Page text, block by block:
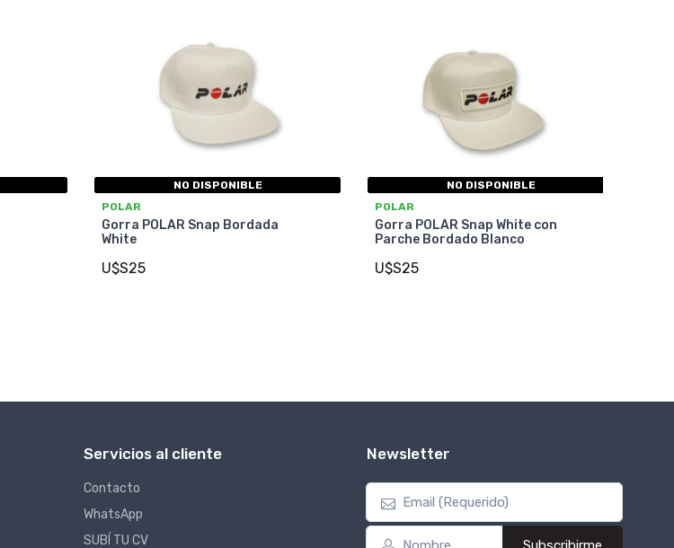
NO DISPONIBLE
POLAR
Gorra POLAR Snap Bordada
White
U$S25
NO DISPONIBLE
POLAR
Gorra POLAR Snap White con
Parche Bordado Blanco
U$S25
Servicios al cliente
Contacto
WhatsApp
SUBÍ TU CV
Newsletter